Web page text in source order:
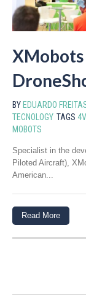
BY EDUARDO
TECNOLOGY TAGS
MOBOTS
Specialist in the
Piloted Aircraft),
American...
Read More